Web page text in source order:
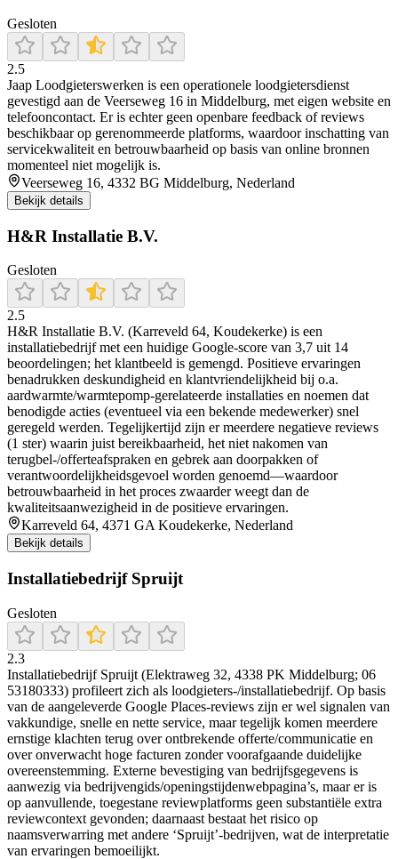
Gesloten
2.5
Jaap Loodgieterswerken is een operationele loodgietersdienst
gevestigd aan de Veerseweg 16 in Middelburg, met eigen website en
telefooncontact. Er is echter geen openbare feedback of reviews
beschikbaar op gerenommeerde platforms, waardoor inschatting van
servicekwaliteit en betrouwbaarheid op basis van online bronnen
momenteel niet mogelijk is.
Veerseweg 16, 4332 BG Middelburg, Nederland
Bekijk details
H&R Installatie B.V.
Gesloten
2.5
H&R Installatie B.V. (Karreveld 64, Koudekerke) is een
installatiebedrijf met een huidige Google-score van 3,7 uit 14
beoordelingen; het klantbeeld is gemengd. Positieve ervaringen
benadrukken deskundigheid en klantvriendelijkheid bij o.a.
aardwarmte/warmtepomp-gerelateerde installaties en noemen dat
benodigde acties (eventueel via een bekende medewerker) snel
geregeld werden. Tegelijkertijd zijn er meerdere negatieve reviews
(1 ster) waarin juist bereikbaarheid, het niet nakomen van
terugbel-/offerteafspraken en gebrek aan doorpakken of
verantwoordelijkheidsgevoel worden genoemd—waardoor
betrouwbaarheid in het proces zwaarder weegt dan de
kwaliteitsaanwezigheid in de positieve ervaringen.
Karreveld 64, 4371 GA Koudekerke, Nederland
Bekijk details
Installatiebedrijf Spruijt
Gesloten
2.3
Installatiebedrijf Spruijt (Elektraweg 32, 4338 PK Middelburg; 06
53180333) profileert zich als loodgieters-/installatiebedrijf. Op basis
van de aangeleverde Google Places-reviews zijn er wel signalen van
vakkundige, snelle en nette service, maar tegelijk komen meerdere
ernstige klachten terug over ontbrekende offerte/communicatie en
over onverwacht hoge facturen zonder voorafgaande duidelijke
overeenstemming. Externe bevestiging van bedrijfsgegevens is
aanwezig via bedrijvengids/openingstijdenwebpagina’s, maar er is
op aanvullende, toegestane reviewplatforms geen substantiële extra
reviewcontext gevonden; daarnaast bestaat het risico op
naamsverwarring met andere ‘Spruijt’-bedrijven, wat de interpretatie
van ervaringen bemoeilijkt.